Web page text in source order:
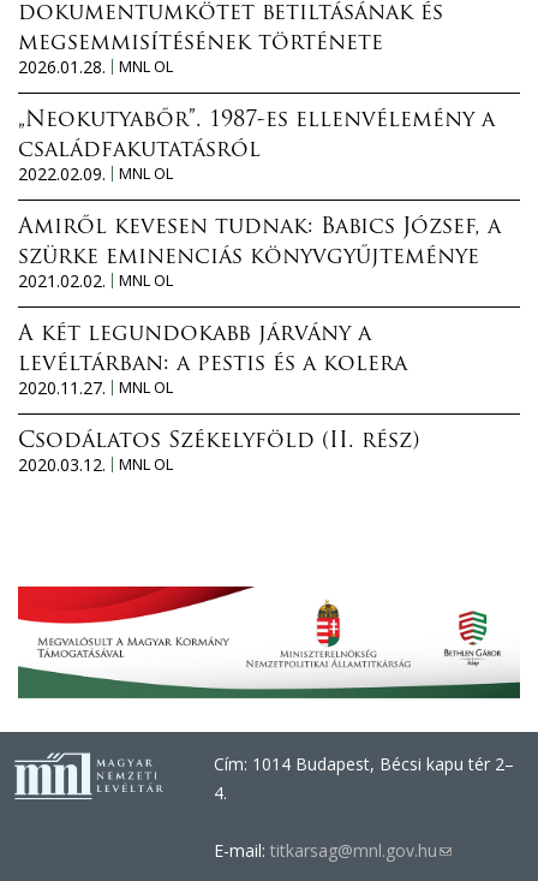
dokumentumkötet betiltásának és
megsemmisítésének története
2026.01.28.
MNL OL
„Neokutyabőr”. 1987-es ellenvélemény a
családfakutatásról
2022.02.09.
MNL OL
Amiről kevesen tudnak: Babics József, a
szürke eminenciás könyvgyűjteménye
2021.02.02.
MNL OL
A két legundokabb járvány a
levéltárban: a pestis és a kolera
2020.11.27.
MNL OL
Csodálatos Székelyföld (II. rész)
2020.03.12.
MNL OL
Cím: 1014 Budapest, Bécsi kapu tér 2–
4.
E-mail: titkarsag@mnl.gov.hu(link